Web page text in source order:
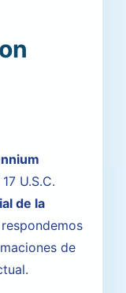
U.S.C.
de la
respondemos
de